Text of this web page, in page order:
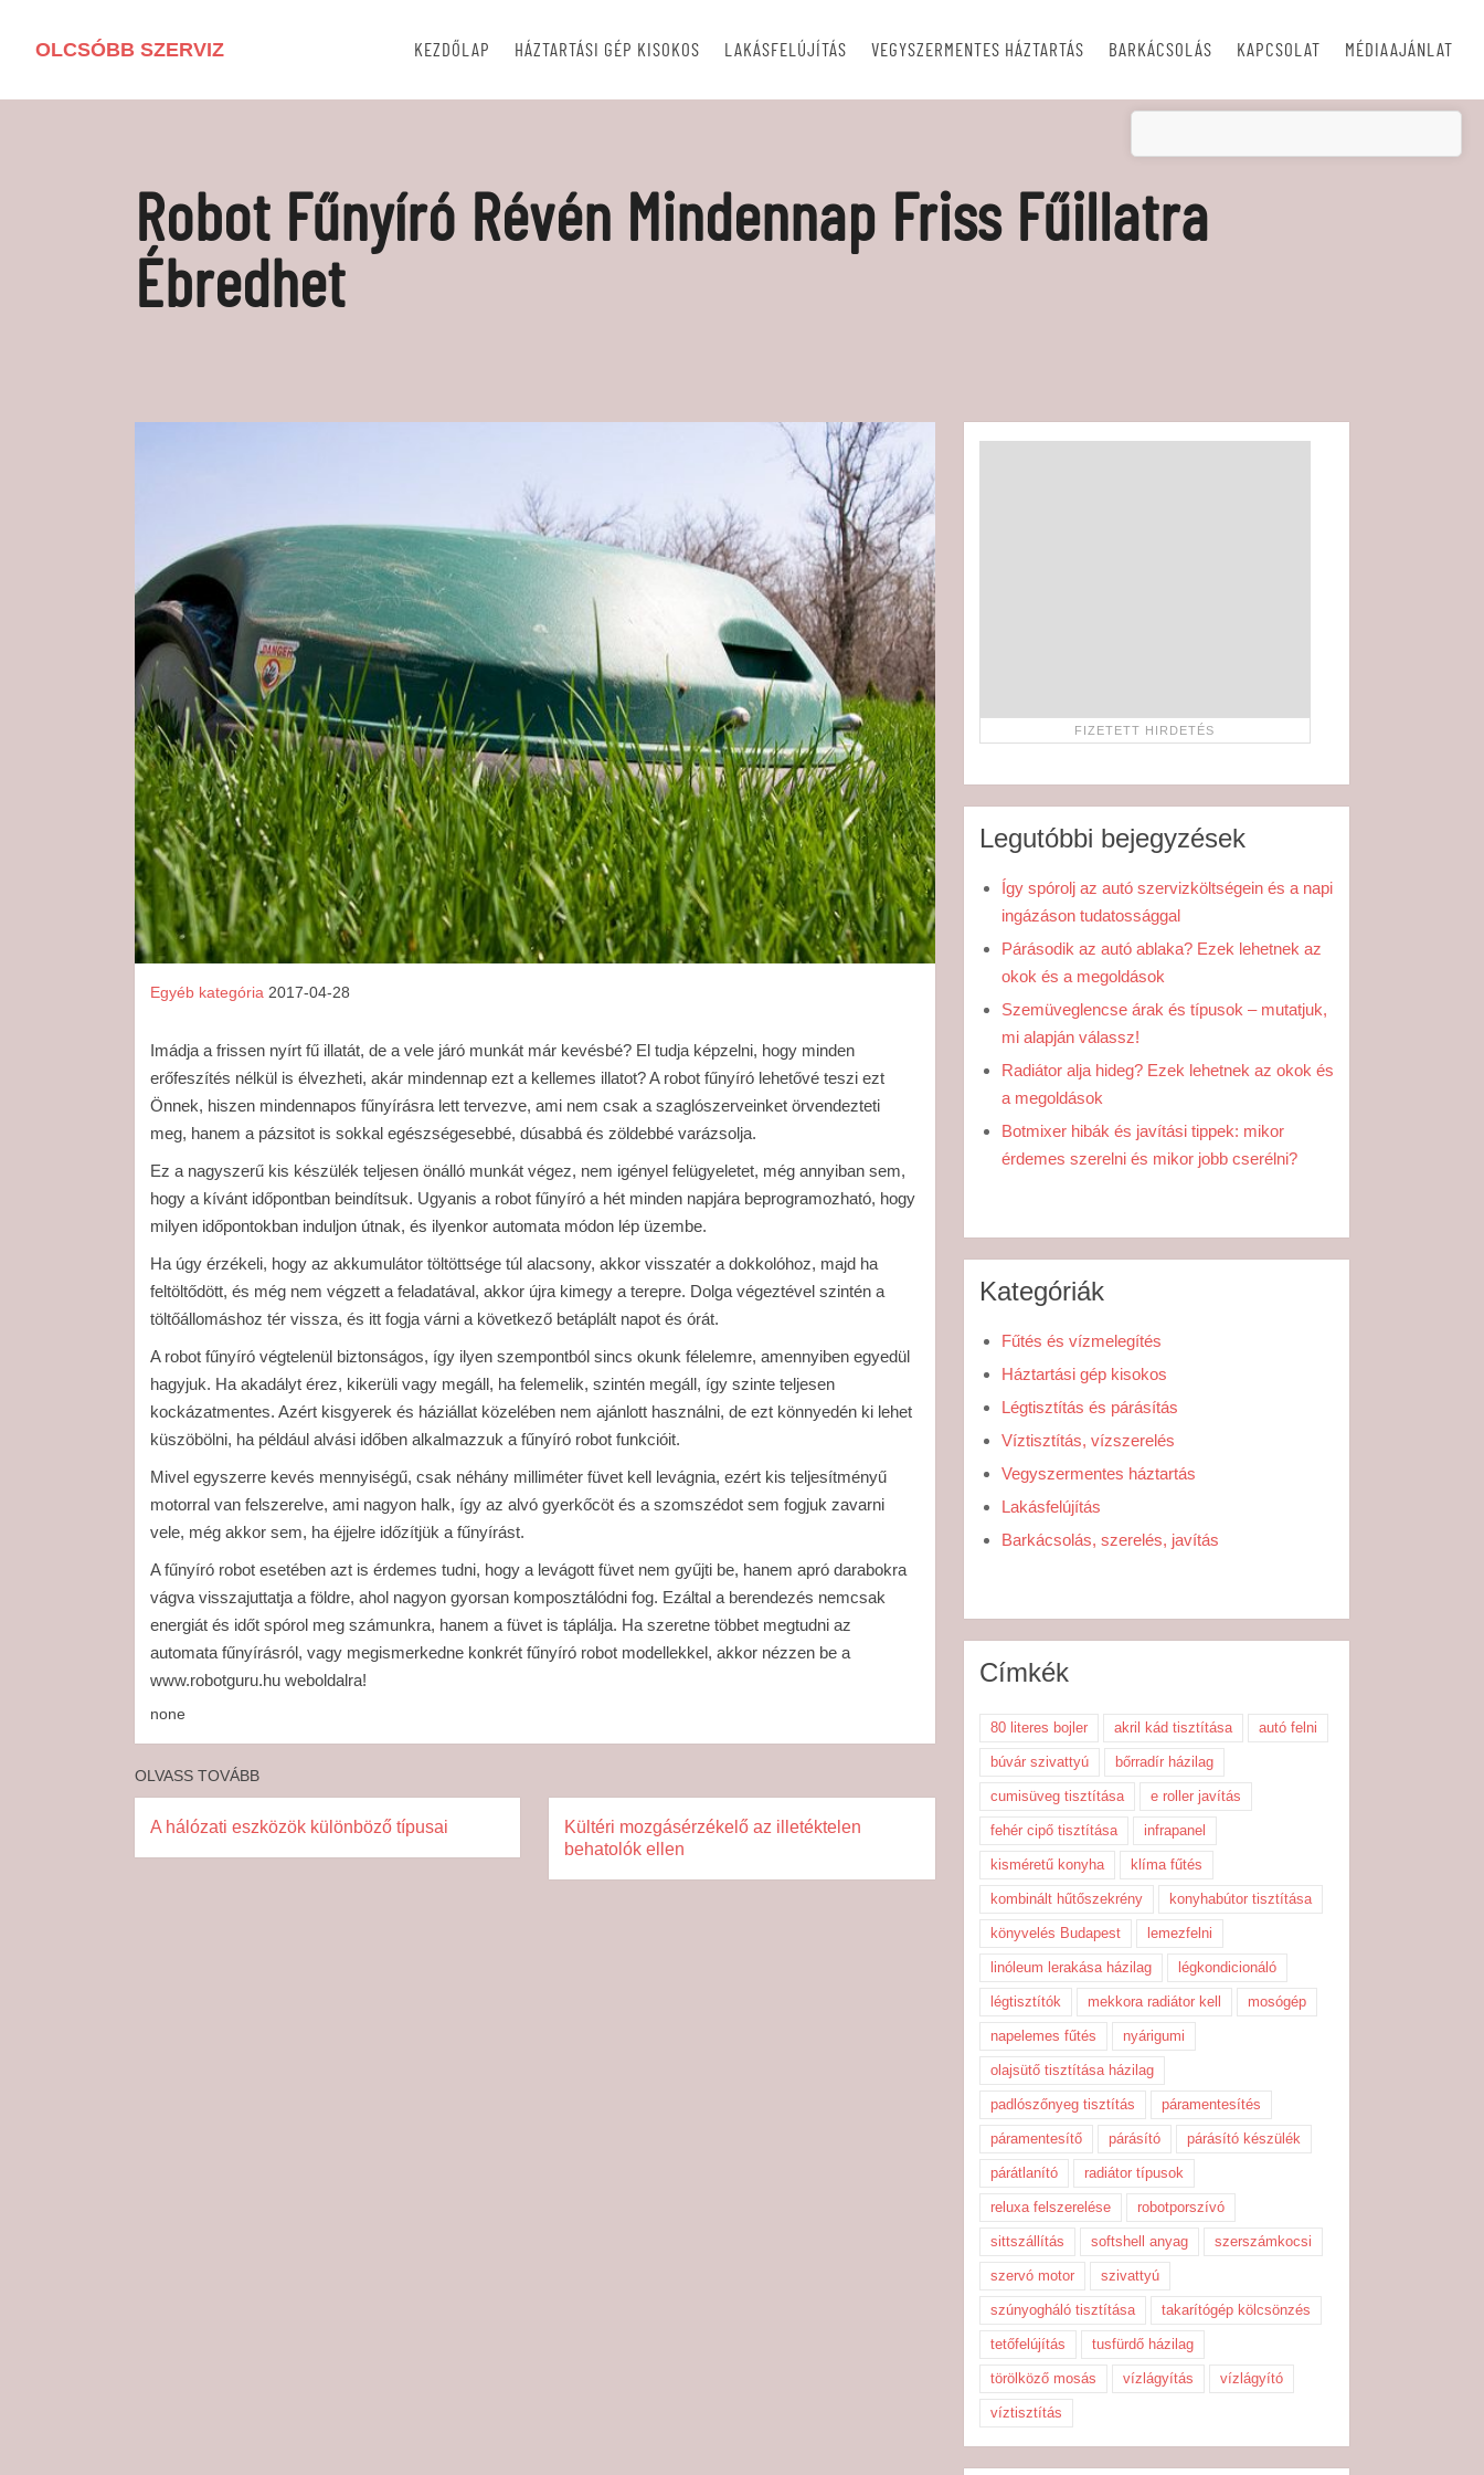
OLCSÓBB SZERVIZ KEZDŐLAP HÁZTARTÁSI GÉP KISOKOS LAKÁSFELÚJÍTÁS VEGYSZERMENTES HÁZTARTÁS BARKÁCSOLÁS KAPCSOLAT MÉDIAAJÁNLAT
Robot Fűnyíró Révén Mindennap Friss Fűillatra
Ébredhet
Egyéb kategória 2017-04-28
Imádja a frissen nyírt fű illatát, de a vele járó munkát már kevésbé? El tudja képzelni, hogy minden
erőfeszítés nélkül is élvezheti, akár mindennap ezt a kellemes illatot? A robot fűnyíró lehetővé teszi ezt
Önnek, hiszen mindennapos fűnyírásra lett tervezve, ami nem csak a szaglószerveinket örvendezteti
meg, hanem a pázsitot is sokkal egészségesebbé, dúsabbá és zöldebbé varázsolja.
Ez a nagyszerű kis készülék teljesen önálló munkát végez, nem igényel felügyeletet, még annyiban sem,
hogy a kívánt időpontban beindítsuk. Ugyanis a robot fűnyíró a hét minden napjára beprogramozható, hogy
milyen időpontokban induljon útnak, és ilyenkor automata módon lép üzembe.
Ha úgy érzékeli, hogy az akkumulátor töltöttsége túl alacsony, akkor visszatér a dokkolóhoz, majd ha
feltöltődött, és még nem végzett a feladatával, akkor újra kimegy a terepre. Dolga végeztével szintén a
töltőállomáshoz tér vissza, és itt fogja várni a következő betáplált napot és órát.
A robot fűnyíró végtelenül biztonságos, így ilyen szempontból sincs okunk félelemre, amennyiben egyedül
hagyjuk. Ha akadályt érez, kikerüli vagy megáll, ha felemelik, szintén megáll, így szinte teljesen
kockázatmentes. Azért kisgyerek és háziállat közelében nem ajánlott használni, de ezt könnyedén ki lehet
küszöbölni, ha például alvási időben alkalmazzuk a fűnyíró robot funkcióit.
Mivel egyszerre kevés mennyiségű, csak néhány milliméter füvet kell levágnia, ezért kis teljesítményű
motorral van felszerelve, ami nagyon halk, így az alvó gyerkőcöt és a szomszédot sem fogjuk zavarni
vele, még akkor sem, ha éjjelre időzítjük a fűnyírást.
A fűnyíró robot esetében azt is érdemes tudni, hogy a levágott füvet nem gyűjti be, hanem apró darabokra
vágva visszajuttatja a földre, ahol nagyon gyorsan komposztálódni fog. Ezáltal a berendezés nemcsak
energiát és időt spórol meg számunkra, hanem a füvet is táplálja. Ha szeretne többet megtudni az
automata fűnyírásról, vagy megismerkedne konkrét fűnyíró robot modellekkel, akkor nézzen be a
www.robotguru.hu weboldalra!
none
OLVASS TOVÁBB
A hálózati eszközök különböző típusai
Kültéri mozgásérzékelő az illetéktelen
behatolók ellen
Legutóbbi bejegyzések
Így spórolj az autó szervizköltségein és a napi
ingázáson tudatossággal
Párásodik az autó ablaka? Ezek lehetnek az
okok és a megoldások
Szemüveglencse árak és típusok – mutatjuk,
mi alapján válassz!
Radiátor alja hideg? Ezek lehetnek az okok és
a megoldások
Botmixer hibák és javítási tippek: mikor
érdemes szerelni és mikor jobb cserélni?
Kategóriák
Fűtés és vízmelegítés
Háztartási gép kisokos
Légtisztítás és párásítás
Víztisztítás, vízszerelés
Vegyszermentes háztartás
Lakásfelújítás
Barkácsolás, szerelés, javítás
Címkék
80 literes bojler akril kád tisztítása autó felni
búvár szivattyú bőrradír házilag
cumisüveg tisztítása e roller javítás
fehér cipő tisztítása infrapanel
kisméretű konyha klíma fűtés
kombinált hűtőszekrény konyhabútor tisztítása
könyvelés Budapest lemezfelni
linóleum lerakása házilag légkondicionáló
légtisztítók mekkora radiátor kell mosógép
napelemes fűtés nyárigumi
olajsütő tisztítása házilag
padlószőnyeg tisztítás páramentesítés
páramentesítő párásító párásító készülék
párátlanító radiátor típusok
reluxa felszerelése robotporszívó
sittszállítás softshell anyag szerszámkocsi
szervó motor szivattyú
szúnyogháló tisztítása takarítógép kölcsönzés
tetőfelújítás tusfürdő házilag
törölköző mosás vízlágyítás vízlágyító
víztisztítás